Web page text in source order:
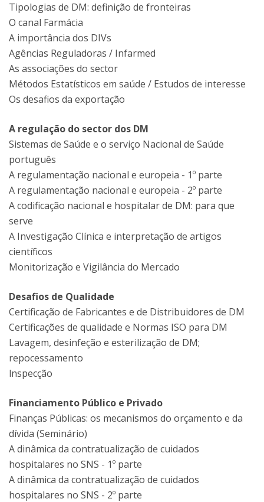
Tipologias de DM: definição de fronteiras
O canal Farmácia
A importância dos DIVs
Agências Reguladoras / Infarmed
As associações do sector
Métodos Estatísticos em saúde / Estudos de interesse
Os desafios da exportação
A regulação do sector dos DM
Sistemas de Saúde e o serviço Nacional de Saúde
português
A regulamentação nacional e europeia - 1º parte
A regulamentação nacional e europeia - 2º parte
A codificação nacional e hospitalar de DM: para que
serve
A Investigação Clínica e interpretação de artigos
científicos
Monitorização e Vigilância do Mercado
Desafios de Qualidade
Certificação de Fabricantes e de Distribuidores de DM
Certificações de qualidade e Normas ISO para DM
Lavagem, desinfeção e esterilização de DM;
repocessamento
lnspecção
Financiamento Público e Privado
Finanças Públicas: os mecanismos do orçamento e da
dívida (Seminário)
A dinâmica da contratualização de cuidados
hospitalares no SNS - 1º parte
A dinâmica da contratualização de cuidados
hospitalares no SNS - 2º parte